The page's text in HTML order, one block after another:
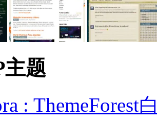
题
: ThemeForest